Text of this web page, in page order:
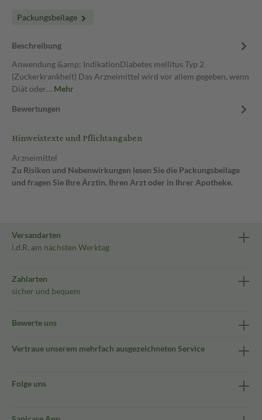
Packungsbeilage
Beschreibung
Anwendung &amp; IndikationDiabetes mellitus Typ 2
(Zuckerkrankheit) Das Arzneimittel wird vor allem gegeben, wenn
Diät oder… Mehr
Bewertungen
Hinweistexte und Pflichtangaben
Arzneimittel
Zu Risiken und Nebenwirkungen lesen Sie die Packungsbeilage
und fragen Sie Ihre Ärztin, Ihren Arzt oder in Ihrer Apotheke.
Versandarten
i.d.R. am nächsten Werktag
Zahlarten
sicher und bequem
Bewerte uns
Vertraue unserem mehrfach ausgezeichneten Service
Folge uns